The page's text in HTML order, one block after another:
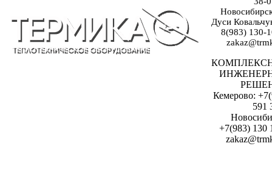
Дуси
8(983) 130-
Кемерово:
591
+7(983) 130